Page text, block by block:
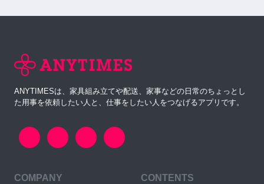
ANYTIMESは、家具組み立てや配送、家事などの日常のちょっとし
た用事を依頼したい人と、仕事をしたい人をつなげるアプリです。
COMPANY CONTENTS